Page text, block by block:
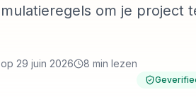
om je project
29 juin 2026 8 min lezen